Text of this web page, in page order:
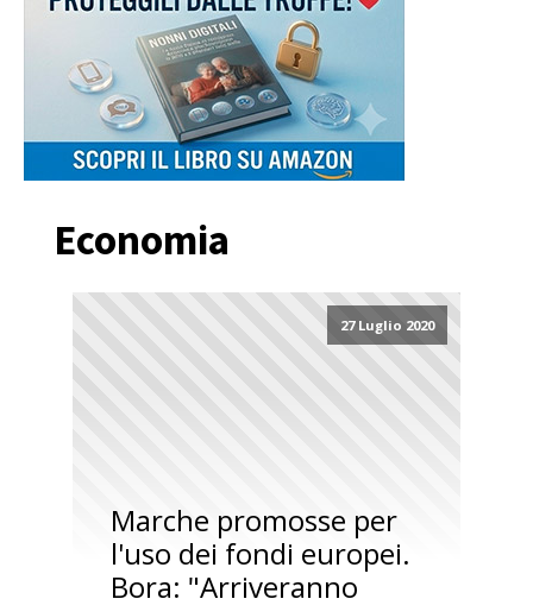
Economia
27 Luglio 2020
Marche promosse per
l'uso dei fondi europei.
Bora: "Arriveranno